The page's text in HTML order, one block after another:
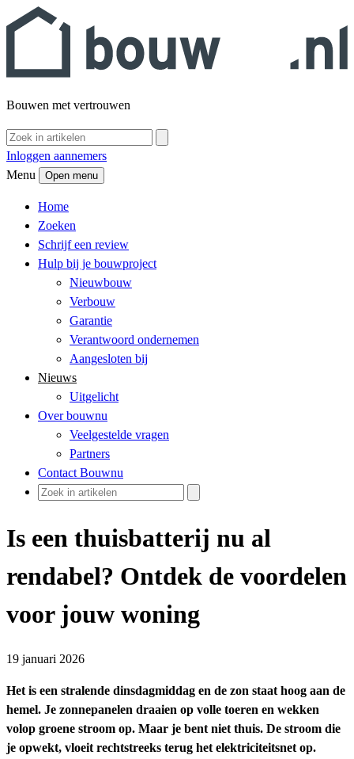
Bouwen met vertrouwen
Inloggen aannemers
Menu
Open menu
Home
Zoeken
Schrijf een review
Hulp bij je bouwproject
Nieuwbouw
Verbouw
Garantie
Verantwoord ondernemen
Aangesloten bij
Nieuws
Uitgelicht
Over bouwnu
Veelgestelde vragen
Partners
Contact Bouwnu
Is een thuisbatterij nu al
rendabel? Ontdek de voordelen
voor jouw woning
19 januari 2026
Het is een stralende dinsdagmiddag en de zon staat hoog aan de
hemel. Je zonnepanelen draaien op volle toeren en wekken
volop groene stroom op. Maar je bent niet thuis. De stroom die
je opwekt, vloeit rechtstreeks terug het elektriciteitsnet op.